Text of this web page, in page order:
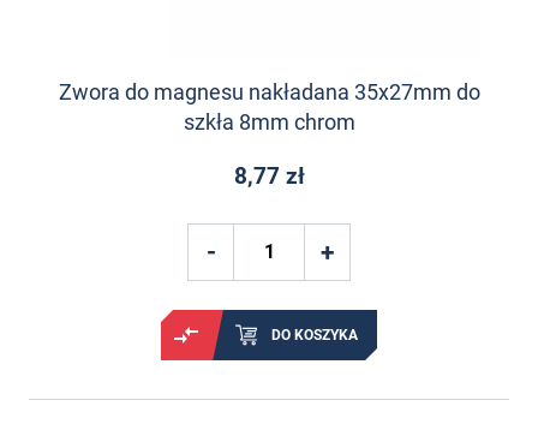
Zwora do magnesu nakładana 35x27mm do
szkła 8mm chrom
8,77 zł
DO KOSZYKA